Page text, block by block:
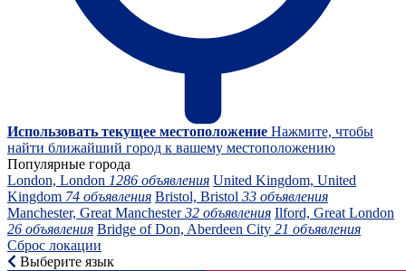
Использовать текущее местоположение Нажмите, чтобы
найти ближайший город к вашему местоположению
Популярные города
London, London 1286 объявления United Kingdom, United
Kingdom 74 объявления Bristol, Bristol 33 объявления
Manchester, Great Manchester32 объявления Ilford, Great London
26 объявления Bridge of Don, Aberdeen City 21 объявления
Сброс локации
Выберите язык